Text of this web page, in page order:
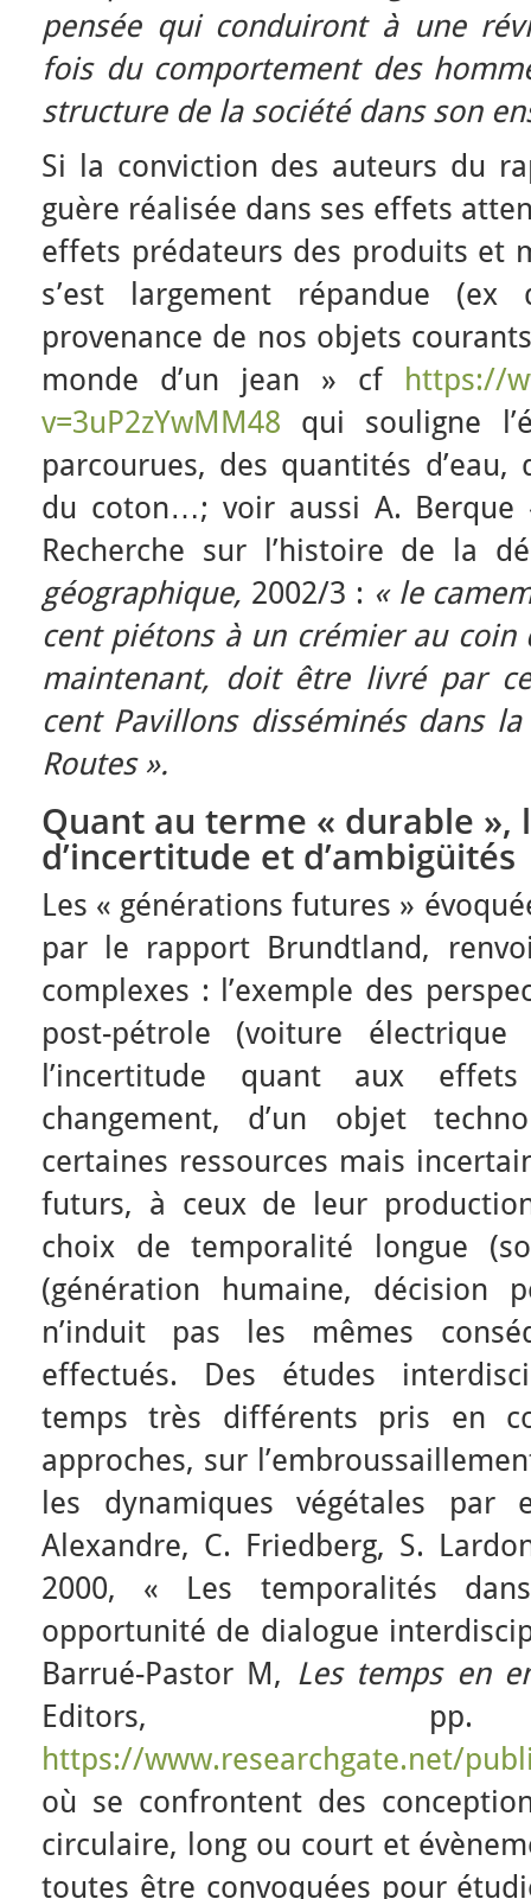
pensée qui conduiront à une
fois du comportement des
structure de la société dans son
Si la conviction des auteurs du
guère réalisée dans ses effets
effets prédateurs des produits et
s’est largement répandue
provenance de nos objets
monde d’un jean » cf
https://
v=3uP2zYwMM48 qui souligne
parcourues, des quantités
du coton…; voir aussi A. Berque
Recherche sur l’histoire de la
géographique, 2002/3 : « le
cent piétons à un crémier au coin
maintenant, doit être livré par
cent Pavillons disséminés dans
Routes ».
Quant au terme « durable »,
d’incertitude et d’ambigüités
Les « générations futures »
par le rapport Brundtland,
complexes : l’exemple des
post-pétrole (voiture
l’incertitude quant aux
changement, d’un objet
certaines ressources mais
futurs, à ceux de leur
choix de temporalité longue
(génération humaine, décision
n’induit pas les mêmes
effectués. Des études
temps très différents pris en
approches, sur
les dynamiques végétales par
Alexandre, C. Friedberg, S.
2000, « Les temporalités
opportunité de dialogue
Barrué-Pastor M, Les temps en
Editors, pp.
https://www.researchgate.net/
où se confrontent des
circulaire, long ou court et
toutes être convoquées pour